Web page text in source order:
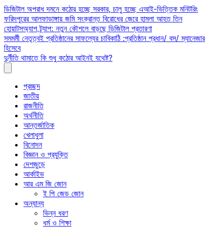
Skip
to
content
ডিজিটাল অপরাধ দমনে কঠোর হচ্ছে সরকার, চালু হচ্ছে এআই-ভিত্তিক মনিটরিং
ফরিদপুরের আলফাডাঙ্গায় জমি সংক্রান্ত বিরোধের জেরে হামলা আহত তিন
হোয়াটসঅ্যাপ ট্র্যাপ: নতুন কৌশলে বাড়ছে ডিজিটাল প্রতারণা
সমমর্মী নেতৃত্বই প্রতিষ্ঠানের সাফল্যের চাবিকাঠি :প্রতিষ্ঠান প্রধান/ বস/ ম্যানেজার
হিসেবে
দুর্নীতি থামাতে কি শুধু কঠোর আইনই যথেষ্ট?
প্রচ্ছদ
জাতীয়
রাজনীতি
অর্থনীতি
আন্তর্জাতিক
খেলাধুলা
বিনোদন
বিজ্ঞান ও প্রযুক্তি
দেশজুড়ে
আর্কাইভ
আর এম জি জোন
ই পি জেড জোন
অন্যান্য
ভিন্ন ধরণ
ধর্ম ও শিক্ষা